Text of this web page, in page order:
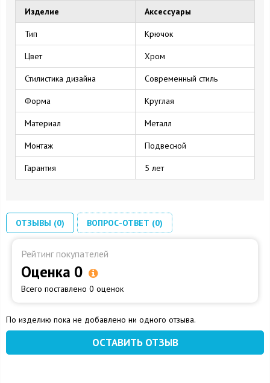
Изделие Аксессуары
Тип Крючок
Цвет Хром
Стилистика дизайна Современный стиль
Форма Круглая
Материал Металл
Монтаж Подвесной
Гарантия 5 лет
ОТЗЫВЫ (0) ВОПРОС-ОТВЕТ (0)
Рейтинг покупателей
Оценка 0
Всего поставлено 0 оценок
По изделию пока не добавлено ни одного отзыва.
ОСТАВИТЬ ОТЗЫВ